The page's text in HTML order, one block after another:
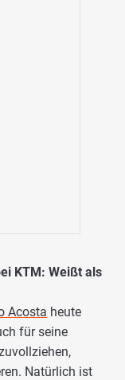
KTM: Weißt als
Acosta heute
für seine
Natürlich ist